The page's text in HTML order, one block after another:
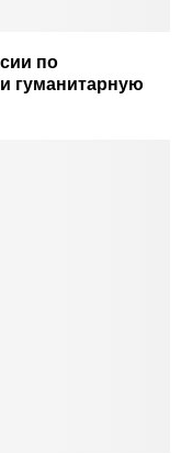
по
гуманитарную